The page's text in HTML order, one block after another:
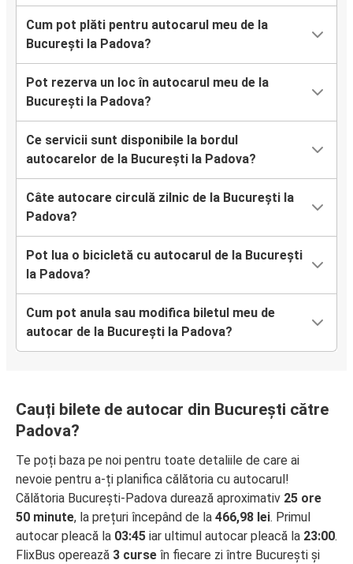
Cum pot plăti pentru autocarul meu de la
București la Padova?
Pot rezerva un loc în autocarul meu de la
București la Padova?
Ce servicii sunt disponibile la bordul
autocarelor de la București la Padova?
Câte autocare circulă zilnic de la București la
Padova?
Pot lua o bicicletă cu autocarul de la București
la Padova?
Cum pot anula sau modifica biletul meu de
autocar de la București la Padova?
Cauți bilete de autocar din București către
Padova?
Te poți baza pe noi pentru toate detaliile de care ai
nevoie pentru a-ți planifica călătoria cu autocarul!
Călătoria București-Padova durează aproximativ 25 ore
50 minute, la prețuri începând de la 466,98 lei. Primul
autocar pleacă la 03:45 iar ultimul autocar pleacă la 23:00.
FlixBus operează 3 curse în fiecare zi între București și